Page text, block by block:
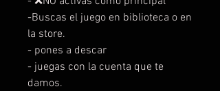
-Buscas el juego en biblioteca o en
la store.
- pones a descar
- juegas con la cuenta que te
damos.